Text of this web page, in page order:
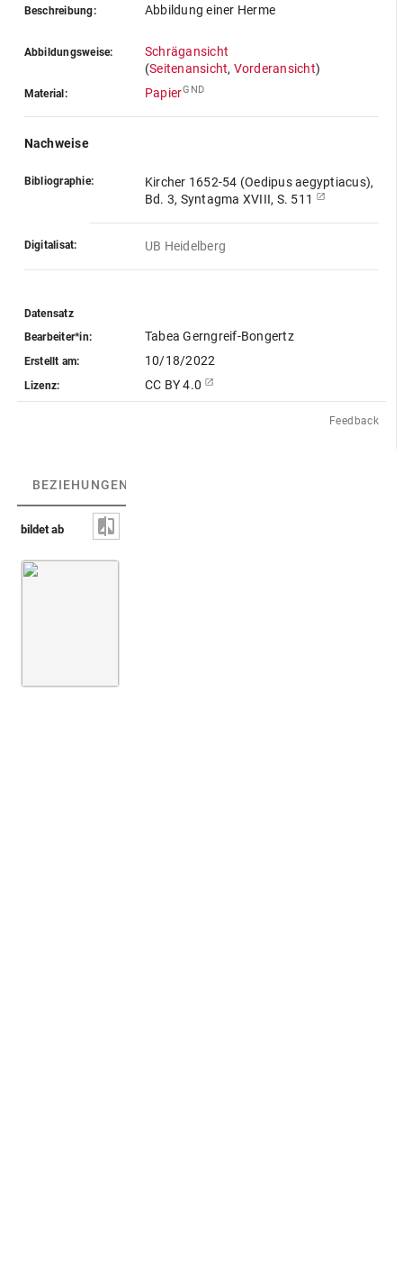
Beschreibung: Abbildung einer Herme
Abbildungsweise:
Schrägansicht
(Seitenansicht, Vorderansicht)
Material: PapierGND
Nachweise
Bibliographie:
Kircher 1652-54 (Oedipus aegyptiacus),
Bd. 3, Syntagma XVIII, S. 511
Digitalisat: UB Heidelberg
Datensatz
Bearbeiter*in:
Tabea Gerngreif-Bongertz
Erstellt am: 10/18/2022
Lizenz: CC BY 4.0
Feedback
BEZIEHUNGEN
bildet ab